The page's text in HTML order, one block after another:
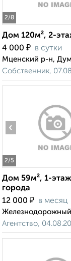
2/8
Дом 120м², 2-
4 000 ₽ в сутки
Мценский р-н,
Собственник,
2/5
‹
Дом 59м², 1-
города
12 000 ₽ в месяц
Железнодорожный
Агентство,